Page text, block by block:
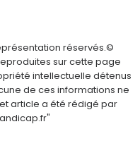
réservés.©
sur cette page
intellectuelle détenus
de ces informations ne
article a été rédigé par